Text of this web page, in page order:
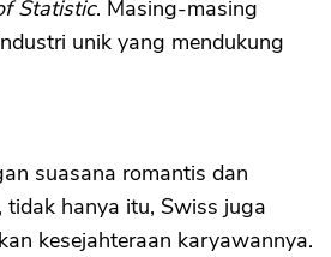
Statistic. Masing-masing
unik yang mendukung
suasana romantis dan
tidak hanya itu, Swiss juga
kesejahteraan karyawannya.